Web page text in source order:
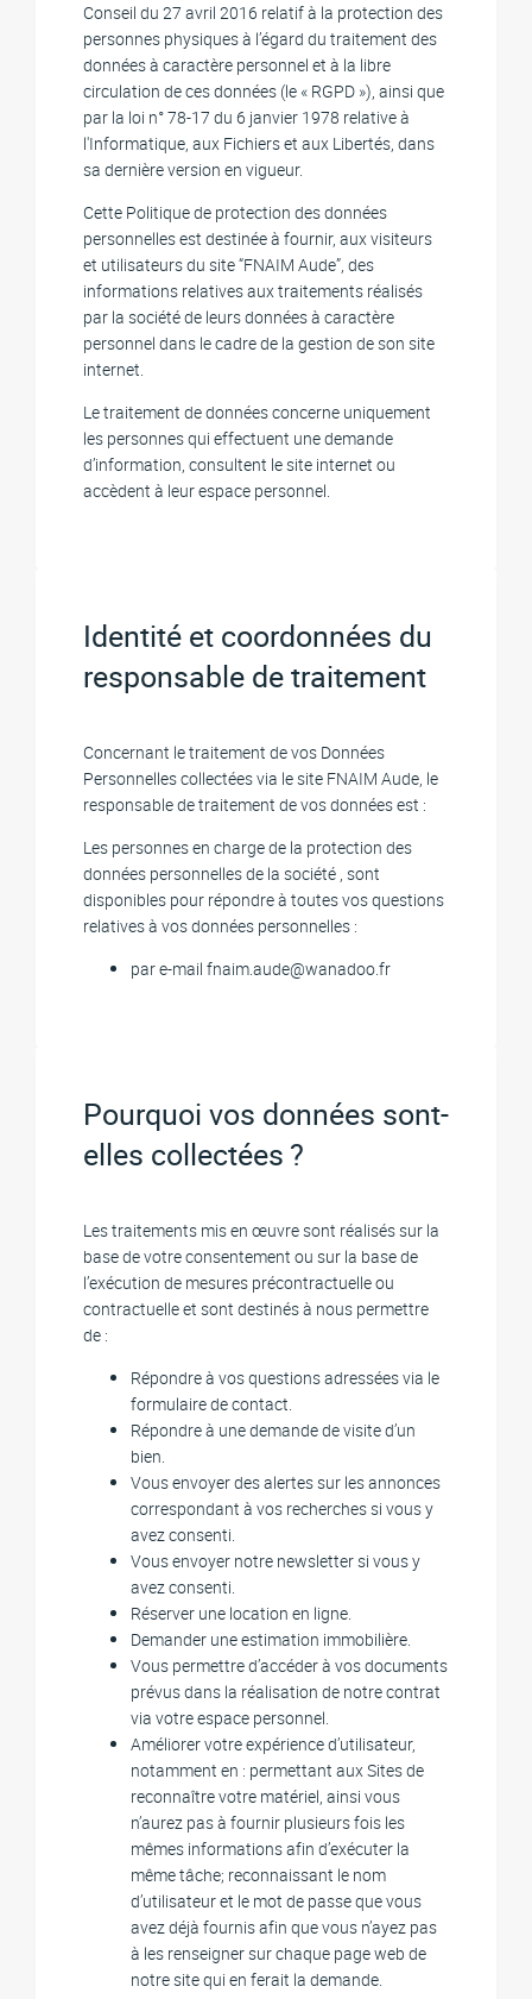
Conseil du 27 avril 2016 relatif à la protection des
personnes physiques à l’égard du traitement des
données à caractère personnel et à la libre
circulation de ces données (le « RGPD »), ainsi que
par la loi n° 78-17 du 6 janvier 1978 relative à
l'Informatique, aux Fichiers et aux Libertés, dans
sa dernière version en vigueur.
Cette Politique de protection des données
personnelles est destinée à fournir, aux visiteurs
et utilisateurs du site “FNAIM Aude”, des
informations relatives aux traitements réalisés
par la société de leurs données à caractère
personnel dans le cadre de la gestion de son site
internet.
Le traitement de données concerne uniquement
les personnes qui effectuent une demande
d’information, consultent le site internet ou
accèdent à leur espace personnel.
Identité et coordonnées du
responsable de traitement
Concernant le traitement de vos Données
Personnelles collectées via le site FNAIM Aude, le
responsable de traitement de vos données est :
Les personnes en charge de la protection des
données personnelles de la société , sont
disponibles pour répondre à toutes vos questions
relatives à vos données personnelles :
par e-mail fnaim.aude@wanadoo.fr
Pourquoi vos données sont-
elles collectées ?
Les traitements mis en œuvre sont réalisés sur la
base de votre consentement ou sur la base de
l’exécution de mesures précontractuelle ou
contractuelle et sont destinés à nous permettre
de :
Répondre à vos questions adressées via le
formulaire de contact.
Répondre à une demande de visite d’un
bien.
Vous envoyer des alertes sur les annonces
correspondant à vos recherches si vous y
avez consenti.
Vous envoyer notre newsletter si vous y
avez consenti.
Réserver une location en ligne.
Demander une estimation immobilière.
Vous permettre d’accéder à vos documents
prévus dans la réalisation de notre contrat
via votre espace personnel.
Améliorer votre expérience d’utilisateur,
notamment en : permettant aux Sites de
reconnaître votre matériel, ainsi vous
n’aurez pas à fournir plusieurs fois les
mêmes informations afin d’exécuter la
même tâche; reconnaissant le nom
d’utilisateur et le mot de passe que vous
avez déjà fournis afin que vous n’ayez pas
à les renseigner sur chaque page web de
notre site qui en ferait la demande.